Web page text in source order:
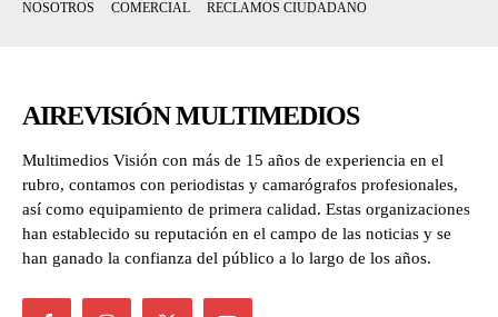
NOSOTROS COMERCIAL RECLAMOS CIUDADANO
AIREVISIÓN MULTIMEDIOS
Multimedios Visión con más de 15 años de experiencia en el
rubro, contamos con periodistas y camarógrafos profesionales,
así como equipamiento de primera calidad. Estas organizaciones
han establecido su reputación en el campo de las noticias y se
han ganado la confianza del público a lo largo de los años.